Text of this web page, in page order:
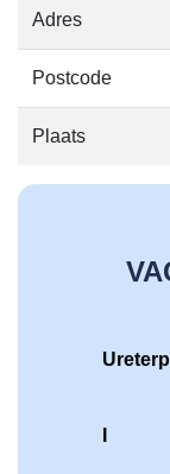
Adres
Postcode
Plaats
Ureterp